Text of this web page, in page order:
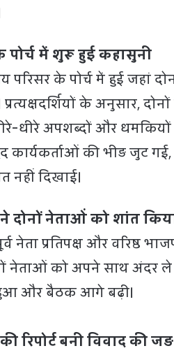
पोर्च में शुरू हुई कहासुनी
परिसर के पोर्च में हुई जहां
के अनुसार,
धीरे अपशब्दों और धमकियों
कार्यकर्ताओं की भीड़ जुट
नहीं दिखाई।
ने दोनों नेताओं को शांत
नेता प्रतिपक्ष और वरिष्ठ
नेताओं को अपने साथ अंदर
और बैठक आगे बढ़ी।
की रिपोर्ट बनी विवाद की जड़